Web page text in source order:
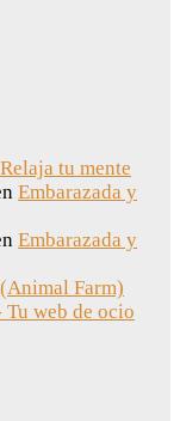
tu mente
Embarazada y
Embarazada y
Farm)
web de ocio